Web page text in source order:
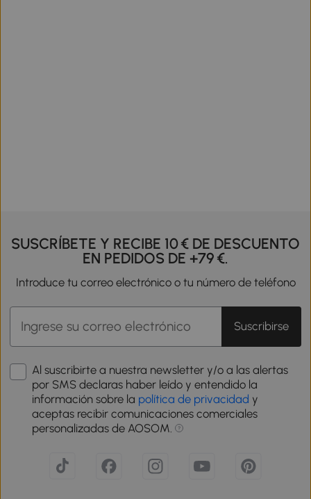
SUSCRÍBETE Y RECIBE 10 € DE DESCUENTO
EN PEDIDOS DE +79 €.
Introduce tu correo electrónico o tu número de teléfono
Suscribirse
Al suscribirte a nuestra newsletter y/o a las alertas
por SMS declaras haber leído y entendido la
información sobre la política de privacidad y
aceptas recibir comunicaciones comerciales
personalizadas de AOSOM.